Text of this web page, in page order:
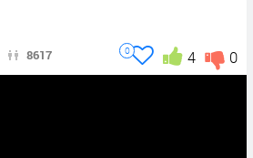
8617 0
4
0